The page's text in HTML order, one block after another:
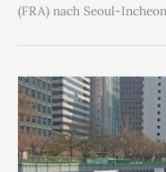
(FRA) nach Seoul-